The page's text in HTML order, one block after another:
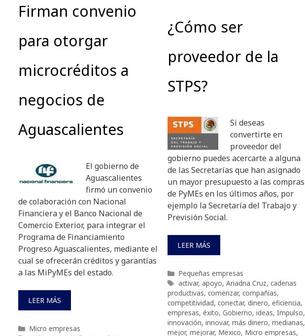
Firman convenio
para otorgar
microcréditos a
negocios de
Aguascalientes
El gobierno de
Aguascalientes
firmó un convenio
de colaboración con Nacional
Financiera y el Banco Nacional de
Comercio Exterior, para integrar el
Programa de Financiamiento
Progreso Aguascalientes, mediante el
cual se ofrecerán créditos y garantías
a las MiPyMEs del estado.
LEER MÁS
Categorías
Micro empresas
¿Cómo ser
proveedor de la
STPS?
Si deseas
convertirte en
proveedor del
gobierno puedes acercarte a alguna
de las Secretarías que han asignado
un mayor presupuesto a las compras
de PyMEs en los últimos años, por
ejemplo la Secretaría del Trabajo y
Previsión Social.
LEER MÁS
Categorías
Pequeñas empresas
Etiquetas
activar, apoyo, Ariadna Cruz, cadenas
productivas, comenzar, compañías,
competitividad, conectar, dinero, eficiencia,
empresas, éxito, Gobierno, ideas, Impulso,
innovación, innovar, más dinero, medianas,
mejor, mejorar, Mexico, Micro empresas,